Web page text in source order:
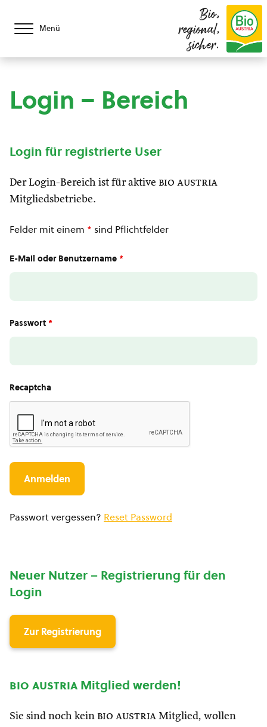
Menü
Bio,
regional,
sicher.
Login – Bereich
Login für registrierte User
Der Login-Bereich ist für aktive bio austria
Mitgliedsbetriebe.
Felder mit einem * sind Pflichtfelder
E-Mail oder Benutzername *
Passwort *
Recaptcha
Passwort vergessen? Reset Password
Neuer Nutzer – Registrierung für den
Login
Zur Registrierung
bio austria Mitglied werden!
Sie sind noch kein bio austria Mitglied, wollen